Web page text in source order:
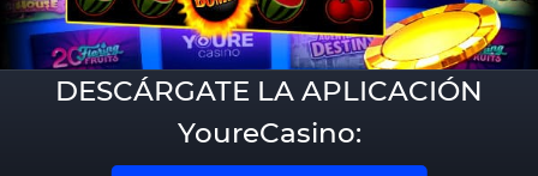
DESCÁRGATE LA APLICACIÓN
YoureCasino: